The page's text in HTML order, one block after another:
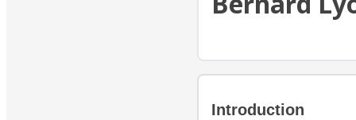
Introduction